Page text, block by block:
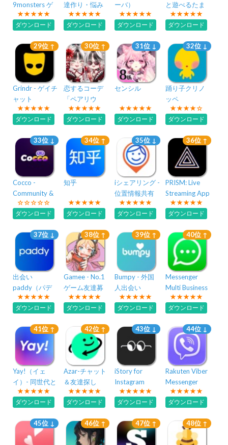
9monsters ゲ
イの出会いチ
ャット
ダウンロード
達作り・悩み
相談SNSアプ
リ-Aventure-
ダウンロード
ーバ）
ダウンロード
と遊べるたま
り場アプリ
ダウンロード
29位 ↑
Grindr - ゲイチ
ャット
ダウンロード
30位 ↑
恋するコーデ
「ペアリウ
ム」アバター
着せ替え・結
ム
ダウンロード
31位 ↓
センシル
ダウンロード
32位 ↓
踊り子クリノ
ッペ
ダウンロード
33位 ↓
Cocco -
Community &
Group Chat
ダウンロード
34位 ↑
知乎
ダウンロード
35位 ↓
iシェアリング -
位置情報共有
GPS 電話 追跡
アプリ
ダウンロード
36位 ↑
PRISM: Live
Streaming App
ダウンロード
37位 ↓
出会い
paddy（パデ
ィ）-マッチン
グアプリ・デ
ダウンロード
38位 ↑
Gamee - No.1
ゲーム友達募
集アプリ
ダウンロード
39位 ↑
Bumpy - 外国
人出会い
ダウンロード
40位 ↑
Messenger
Multi Business
ダウンロード
41位 ↑
Yay!（イェ
イ）- 同世代と
趣味の通話コ
ミュニティ
ダウンロード
42位 ↑
Azar-チャット
＆友達探し
ダウンロード
43位 ↓
iStory for
Instagram
ダウンロード
44位 ↓
Rakuten Viber
Messenger
ダウンロード
45位 ↓ 46位 ↑ 47位 ↑ 48位 ↑